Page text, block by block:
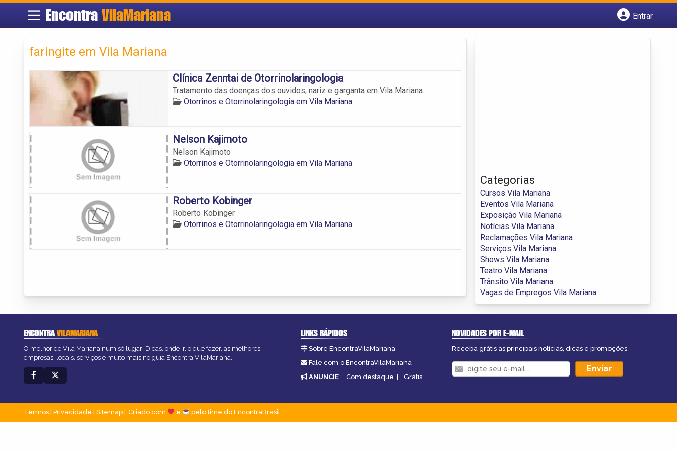
Encontra VilaMariana
Entrar
faringite em Vila Mariana
Clínica Zenntai de Otorrinolaringologia
Tratamento das doenças dos ouvidos, nariz e garganta em Vila Mariana.
Otorrinos e Otorrinolaringologia em Vila Mariana
Nelson Kajimoto
Nelson Kajimoto
Otorrinos e Otorrinolaringologia em Vila Mariana
Roberto Kobinger
Roberto Kobinger
Otorrinos e Otorrinolaringologia em Vila Mariana
Categorias
Cursos Vila Mariana
Eventos Vila Mariana
Exposição Vila Mariana
Notícias Vila Mariana
Reclamações Vila Mariana
Serviços Vila Mariana
Shows Vila Mariana
Teatro Vila Mariana
Trânsito Vila Mariana
Vagas de Empregos Vila Mariana
ENCONTRAVILAMARIANA
O melhor de Vila Mariana num só lugar! Dicas, onde ir, o que fazer, as melhores
empresas, locais, serviços e muito mais no guia Encontra VilaMariana.
LINKS RÁPIDOS
Sobre EncontraVilaMariana
Fale com o EncontraVilaMariana
ANUNCIE: Com destaque | Grátis
NOVIDADES POR E-MAIL
Receba grátis as principais notícias, dicas e promoções
Termos Privacidade Sitemap Criado com e pelo time do EncontraBrasil